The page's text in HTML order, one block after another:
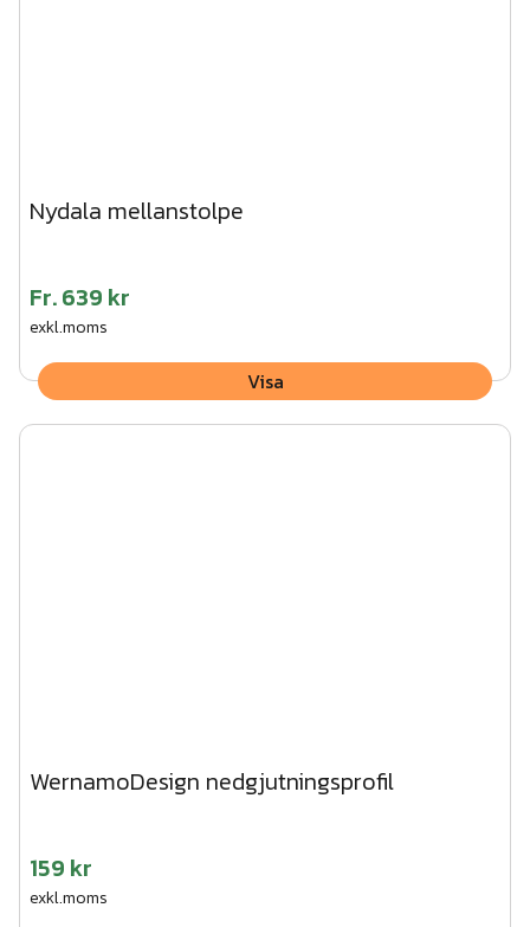
Nydala mellanstolpe
Fr.639 kr
exkl.moms
Visa
WernamoDesign nedgjutningsprofil
159 kr
exkl.moms